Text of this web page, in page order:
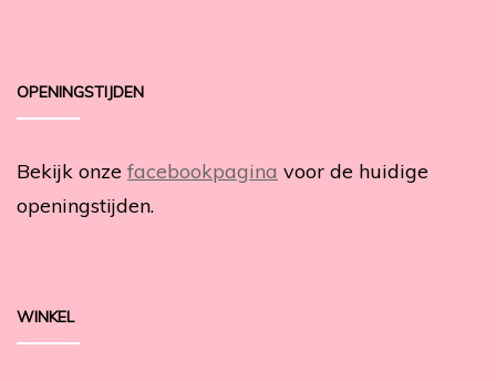
OPENINGSTIJDEN
Bekijk onze facebookpagina voor de huidige
openingstijden.
WINKEL